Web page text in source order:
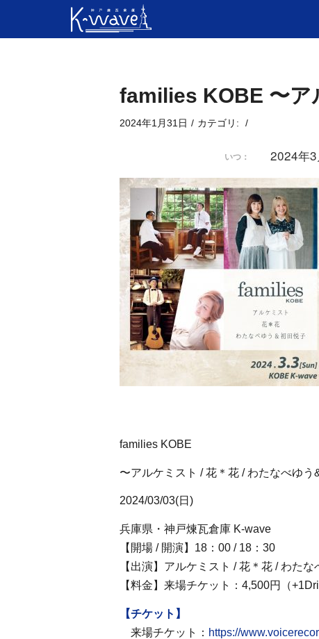
families KOBE 〜ア
2024年1月31日 / カテゴリ: /
いつ： 2024年3
families KOBE
〜アルケミスト / 花＊花 / わたなべゆう
2024/03/03(日)
兵庫県・神戸煉瓦倉庫 K-wave
【開場 / 開演】18：00 / 18：30
【出演】アルケミスト / 花＊花 / わた
【料金】来場チケット：4,500円（
【チケット】
来場チケット： https://